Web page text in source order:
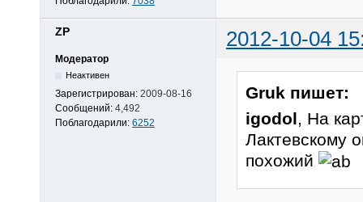
ZP 2012-10-04
Модератор
Неактивен
Зарегистрирован: 2009-08-16
Сообщений: 4,492
Поблагодарили: 6252
Gruk пишет:
igodol, На
Лактевскому
похожий